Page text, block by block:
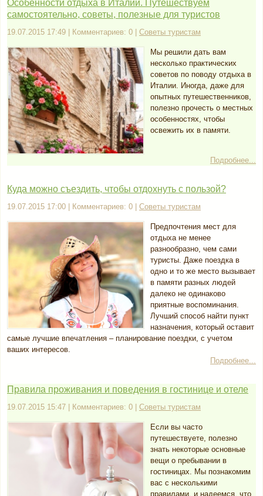
Особенности отдыха в Италии. Путешествуем
самостоятельно, советы, полезные для туристов
19.07.2015 17:49 | Комментариев: 0 | Советы туристам
Мы решили дать вам
несколько практических
советов по поводу отдыха в
Италии. Иногда, даже для
опытных путешественников,
полезно прочесть о местных
особенностях, чтобы
освежить их в памяти.
Подробнее...
Куда можно съездить, чтобы отдохнуть с пользой?
19.07.2015 17:00 | Комментариев: 0 | Советы туристам
Предпочтения мест для
отдыха не менее
разнообразно, чем сами
туристы. Даже поездка в
одно и то же место вызывает
в памяти разных людей
далеко не одинаково
приятные воспоминания.
Лучший способ найти пункт
назначения, который оставит
самые лучшие впечатления – планирование поездки, с учетом
ваших интересов.
Подробнее...
Правила проживания и поведения в гостинице и отеле
19.07.2015 15:47 | Комментариев: 0 | Советы туристам
Если вы часто
путешествуете, полезно
знать некоторые основные
вещи о пребывании в
гостиницах. Мы познакомим
вас с несколькими
правилами, и надеемся, что